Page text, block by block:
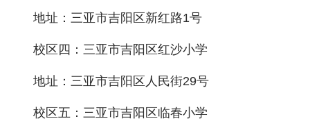
地址：三亚市吉阳区新红路1号
校区四：三亚市吉阳区红沙小学
地址：三亚市吉阳区人民街29号
校区五：三亚市吉阳区临春小学